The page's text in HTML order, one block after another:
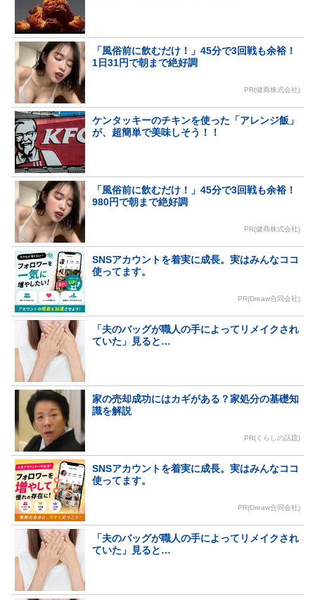
「風俗前に飲むだけ！」45分で3回戦も余裕！
1日31円で朝まで絶好調
PR(健商株式会社)
ケンタッキーのチキンを使った「アレンジ飯」
が、超簡単で美味しそう！！
「風俗前に飲むだけ！」45分で3回戦も余裕！
980円で朝まで絶好調
PR(健商株式会社)
SNSアカウントを着実に成長。実はみんなココ
使ってます。
PR(Dreaw合同会社)
「夫のバッグが職人の手によってリメイクされ
ていた」見ると…
家の売却成功にはカギがある？家処分の基礎知
識を解説
PR(くらしの話題)
SNSアカウントを着実に成長。実はみんなココ
使ってます。
PR(Dreaw合同会社)
「夫のバッグが職人の手によってリメイクされ
ていた」見ると…